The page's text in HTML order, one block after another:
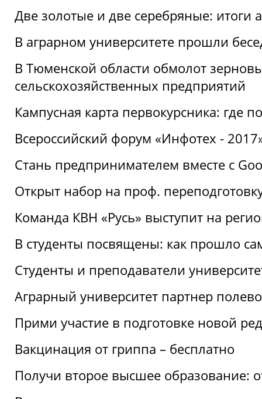
Две золотые и две серебряные:
В аграрном университете прошли
В Тюменской области обмолот
сельскохозяйственных предприятий
Кампусная карта первокурсника: где
Всероссийский форум «Инфотех -
Стань предпринимателем вместе с
Открыт набор на проф.
Команда КВН «Русь» выступит на
В студенты посвящены: как прошло
Студенты и преподаватели
Аграрный университет партнер
Прими участие в подготовке новой
Вакцинация от гриппа – бесплатно
Получи второе высшее образование: